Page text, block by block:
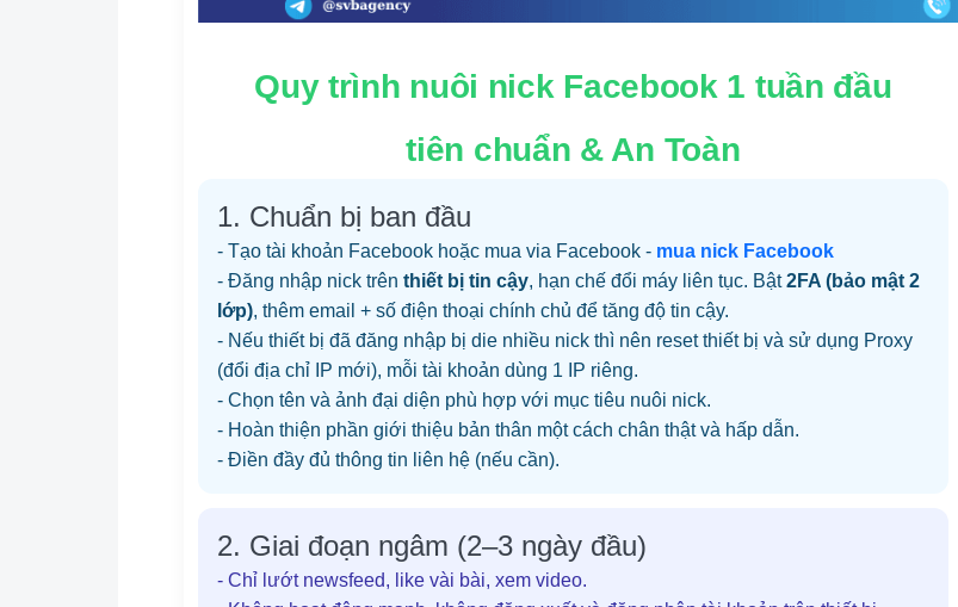
Quy trình nuôi nick Facebook 1 tuần đầu
tiên chuẩn & An Toàn
1. Chuẩn bị ban đầu
- Tạo tài khoản Facebook hoặc mua via Facebook - mua nick Facebook
- Đăng nhập nick trên thiết bị tin cậy, hạn chế đổi máy liên tục. Bật2FA (bảo mật 2
lớp), thêm email + số điện thoại chính chủ để tăng độ tin cậy.
- Nếu thiết bị đã đăng nhập bị die nhiều nick thì nên reset thiết bị và sử dụng Proxy
(đổi địa chỉ IP mới), mỗi tài khoản dùng 1 IP riêng.
- Chọn tên và ảnh đại diện phù hợp với mục tiêu nuôi nick.
- Hoàn thiện phần giới thiệu bản thân một cách chân thật và hấp dẫn.
- Điền đầy đủ thông tin liên hệ (nếu cần).
2. Giai đoạn ngâm (2–3 ngày đầu)
- Chỉ lướt newsfeed, like vài bài, xem video.